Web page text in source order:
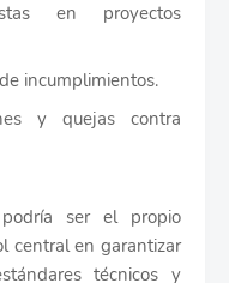
en proyectos
incumplimientos.
y quejas contra
ser el propio
central en garantizar
técnicos y